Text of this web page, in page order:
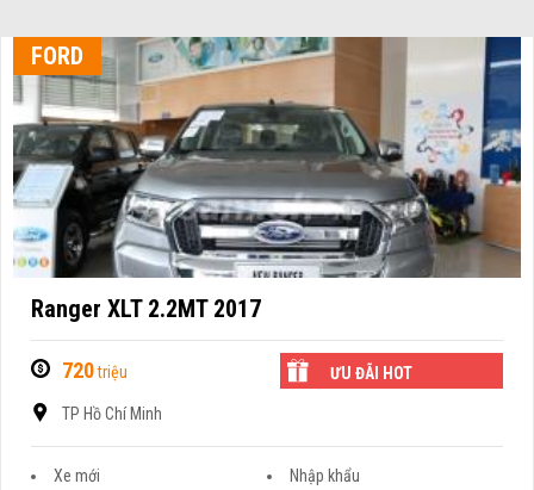
FORD
Ranger XLT 2.2MT 2017
720triệu ƯU ĐÃI HOT
TP Hồ Chí Minh
Xe mới
Nhập khẩu